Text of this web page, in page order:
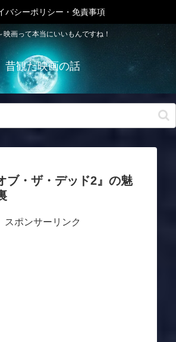
映画って本当にいいもんですね！
昔観た映画の話
バシーポリシー・免責事項
ブ・ザ・デッド2』の魅
スポンサーリンク